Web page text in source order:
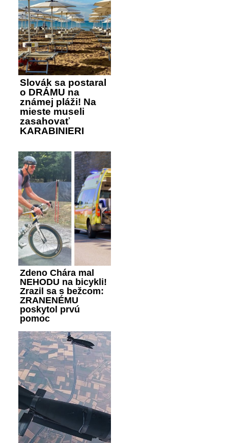
Slovák sa postaral
o DRÁMU na
známej pláži! Na
mieste museli
zasahovať
KARABINIERI
Zdeno Chára mal
NEHODU na bicykli!
Zrazil sa s bežcom:
ZRANENÉMU
poskytol prvú
pomoc